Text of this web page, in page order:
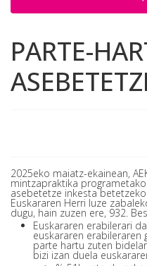
PARTE-
2025eko maiatz-ekainean,
mintzapraktika
asebetetze inkesta
Euskararen Herri luze
dugu, hain zuzen ere, 932.
Euskararen erabilerari
euskararen erabileraren
parte hartu zuten
bizi izan duela